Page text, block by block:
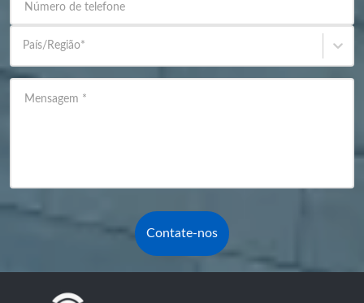
Número de telefone
País/Região*
Mensagem *
Contate-nos